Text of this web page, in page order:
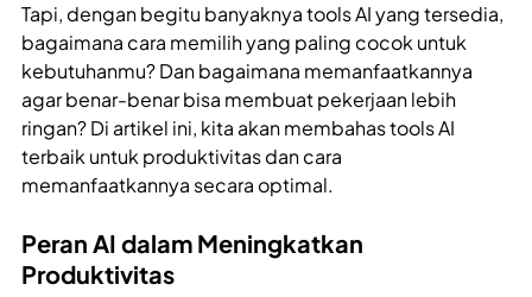
Tapi, dengan begitu banyaknya tools AI yang tersedia,
bagaimana cara memilih yang paling cocok untuk
kebutuhanmu? Dan bagaimana memanfaatkannya
agar benar-benar bisa membuat pekerjaan lebih
ringan? Di artikel ini, kita akan membahas tools AI
terbaik untuk produktivitas dan cara
memanfaatkannya secara optimal.
Peran AI dalam Meningkatkan
Produktivitas